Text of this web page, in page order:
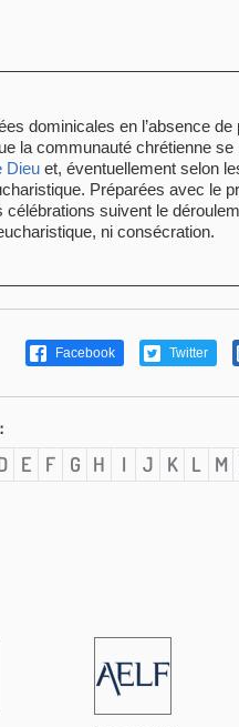
dominicales en l’absence de
la communauté chrétienne
Dieu et, éventuellement selon
Préparées avec le
célébrations suivent le
ni consécration.
Facebook Twitter
E F G H I J K L M